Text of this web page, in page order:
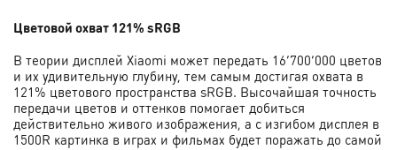
Цветовой охват 121% sRGB
В теории дисплей Xiaomi может передать 16’700’000 цветов
и их удивительную глубину, тем самым достигая охвата в
121% цветового пространства sRGB. Высочайшая точность
передачи цветов и оттенков помогает добиться
действительно живого изображения, а с изгибом дисплея в
1500R картинка в играх и фильмах будет поражать до самой